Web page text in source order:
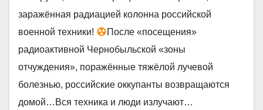
заражённая радиацией колонна российской
военной техники!
После «посещения»
радиоактивной Чернобыльской «зоны
отчуждения», поражённые тяжёлой лучевой
болезнью, российские оккупанты возвращаются
домой…Вся техника и люди излучают…